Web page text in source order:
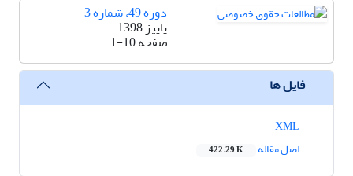
دوره 49، شماره 3
پاییز 1398
صفحه1-10
فایل ها
اصل مقاله
422.29 K